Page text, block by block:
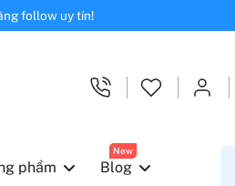
follow uy tín!
phẩm
New
Blog